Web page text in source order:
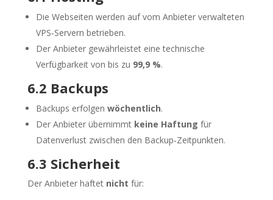
Die Webseiten werden auf vom Anbieter verwalteten
VPS‑Servern betrieben.
Der Anbieter gewährleistet eine technische
Verfügbarkeit von bis zu 99,9 %.
6.2 Backups
Backups erfolgen wöchentlich.
Der Anbieter übernimmt keine Haftung für
Datenverlust zwischen den Backup‑Zeitpunkten.
6.3 Sicherheit
Der Anbieter haftet nicht für: